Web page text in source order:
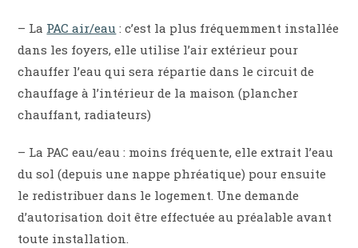
– La PAC air/eau : c’est la plus fréquemment installée
dans les foyers, elle utilise l’air extérieur pour
chauffer l’eau qui sera répartie dans le circuit de
chauffage à l’intérieur de la maison (plancher
chauffant, radiateurs)
– La PAC eau/eau : moins fréquente, elle extrait l’eau
du sol (depuis une nappe phréatique) pour ensuite
le redistribuer dans le logement. Une demande
d’autorisation doit être effectuée au préalable avant
toute installation.